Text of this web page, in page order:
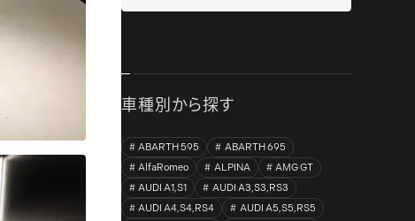
車種別から探す
ABARTH 595
ABARTH 695
AlfaRomeo
ALPINA
AMG GT
AUDI A1,S1
AUDI A3,S3,RS3
AUDI A4,S4,RS4
AUDI A5,S5,RS5